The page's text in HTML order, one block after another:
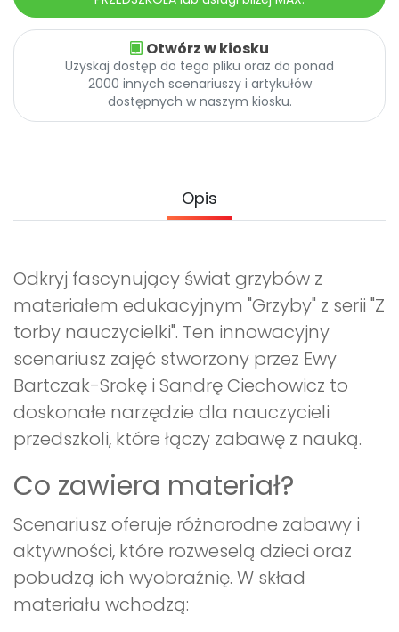
Archiwalne numery
Promocje
Otwórz w kiosku
Uzyskaj dostęp do tego pliku oraz do ponad
2000 innych scenariuszy i artykułów
dostępnych w naszym kiosku.
Opis
Odkryj fascynujący świat grzybów z
materiałem edukacyjnym "Grzyby" z serii "Z
torby nauczycielki". Ten innowacyjny
scenariusz zajęć stworzony przez Ewy
Bartczak-Srokę i Sandrę Ciechowicz to
doskonałe narzędzie dla nauczycieli
przedszkoli, które łączy zabawę z nauką.
Co zawiera materiał?
Scenariusz oferuje różnorodne zabawy i
aktywności, które rozweselą dzieci oraz
pobudzą ich wyobraźnię. W skład
materiału wchodzą: